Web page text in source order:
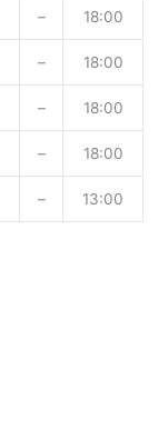
– 18:00
– 18:00
– 18:00
– 18:00
– 13:00